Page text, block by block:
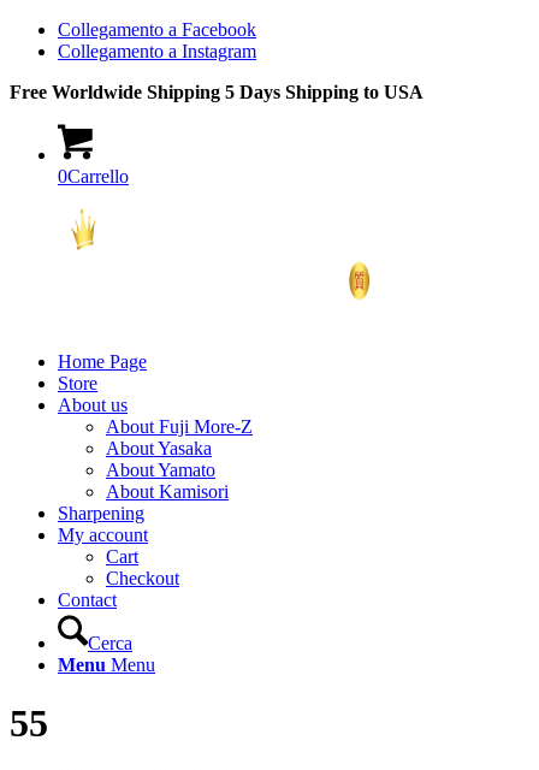
Collegamento a Facebook
Collegamento a Instagram
Free Worldwide Shipping 5 Days Shipping to USA
0Carrello
Home Page
Store
About us
About Fuji More-Z
About Yasaka
About Yamato
About Kamisori
Sharpening
My account
Cart
Checkout
Contact
Cerca
Menu Menu
55